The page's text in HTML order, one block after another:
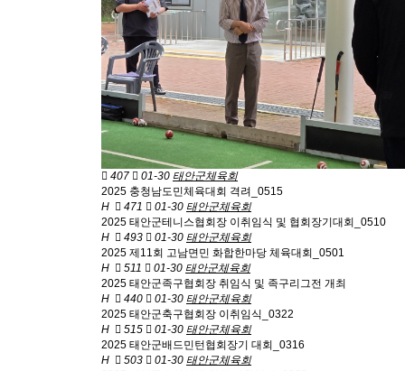
407 01-30 태안군체육회
2025 충청남도민체육대회 격려_0515
H
471 01-30 태안군체육회
2025 태안군테니스협회장 이취임식 및 협회장기대회_0510
H
493 01-30 태안군체육회
2025 제11회 고남면민 화합한마당 체육대회_0501
H
511 01-30 태안군체육회
2025 태안군족구협회장 취임식 및 족구리그전 개최
H
440 01-30 태안군체육회
2025 태안군축구협회장 이취임식_0322
H
515 01-30 태안군체육회
2025 태안군배드민턴협회장기 대회_0316
H
503 01-30 태안군체육회